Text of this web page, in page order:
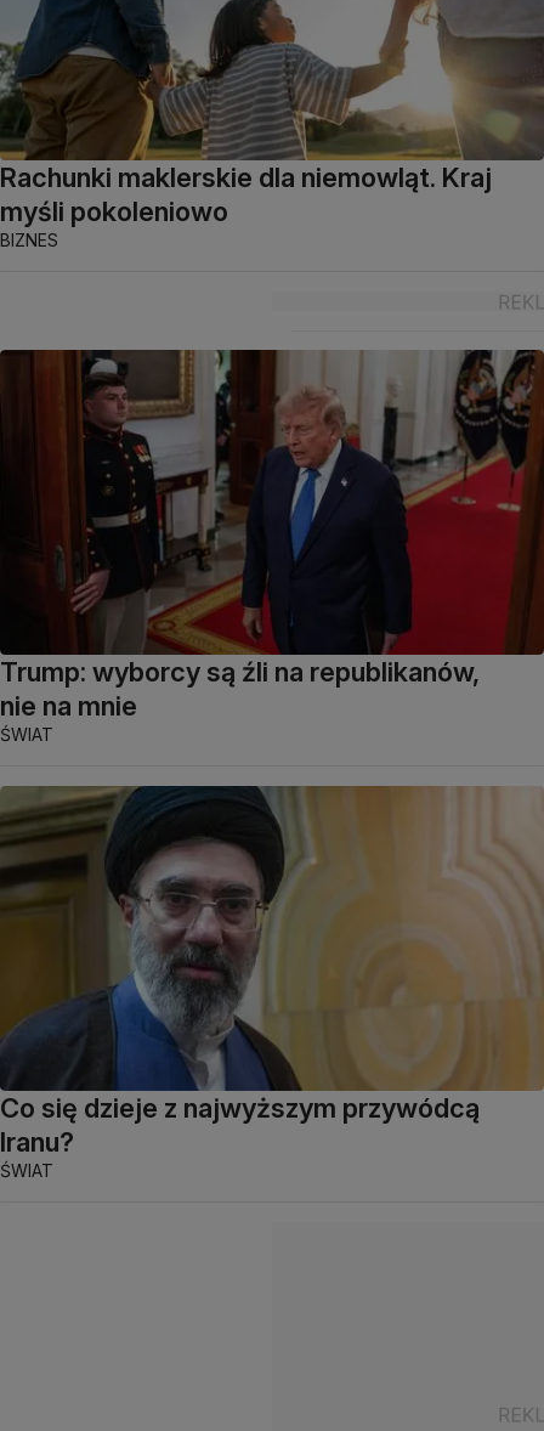
Rachunki maklerskie dla niemowląt. Kraj
myśli pokoleniowo
BIZNES
Trump: wyborcy są źli na republikanów,
nie na mnie
ŚWIAT
Co się dzieje z najwyższym przywódcą
Iranu?
ŚWIAT